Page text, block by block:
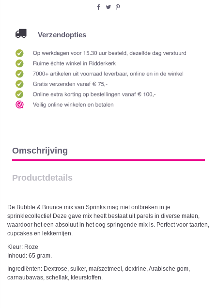
Verzendopties
Omschrijving
Productdetails
De Bubble & Bounce mix van Sprinks mag niet ontbreken in je
sprinklecollectie! Deze gave mix heeft bestaat uit parels in diverse maten,
waardoor het een absoluut in het oog springende mix is. Perfect voor taarten,
cupcakes en lekkernijen.
Kleur: Roze
Inhoud: 65 gram.
Ingrediënten: Dextrose, suiker, maïszetmeel, dextrine, Arabische gom,
carnaubawas, schellak, kleurstoffen.